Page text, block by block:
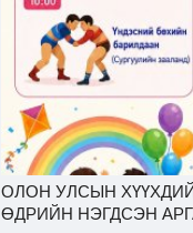
ОЛОН УЛСЫН
ӨДРИЙН НЭГДСЭН